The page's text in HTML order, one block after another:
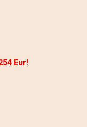
Eur!